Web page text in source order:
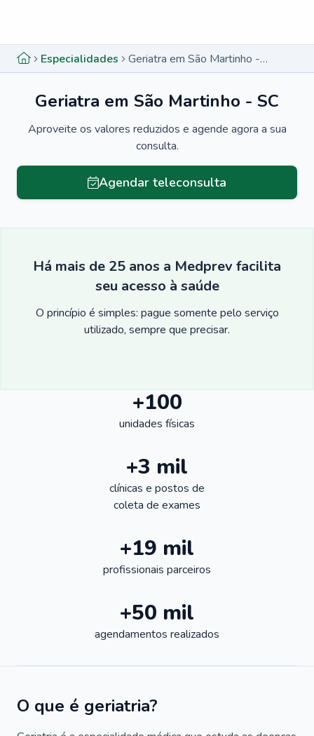
Especialidades Geriatra em São Martinho - SC
Geriatra em São Martinho - SC
Aproveite os valores reduzidos e agende agora a sua
consulta.
Agendar teleconsulta
Há mais de 25 anos a Medprev facilita
seu acesso à saúde
O princípio é simples: pague somente pelo serviço
utilizado, sempre que precisar.
+100
unidades físicas
+3 mil
clínicas e postos de
coleta de exames
+19 mil
profissionais parceiros
+50 mil
agendamentos realizados
O que é geriatria?